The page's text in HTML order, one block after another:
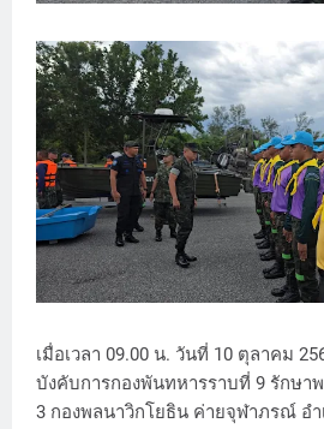
เมื่อเวลา 09.00 น. วันที่ 10 ตุลาคม
บังคับการกองพันทหารราบที่ 9 รักษา
3 กองพลนาวิกโยธิน ค่ายจุฬาภรณ์ อำ